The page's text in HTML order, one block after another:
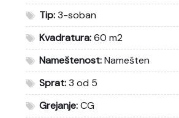
Tip:3-soban
Kvadratura:60 m2
Nameštenost:Namešten
Sprat:3 od 5
Grejanje:CG